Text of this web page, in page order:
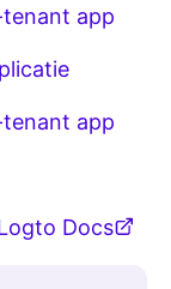
app
app
Docs